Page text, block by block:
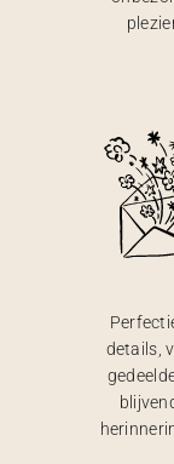
details,